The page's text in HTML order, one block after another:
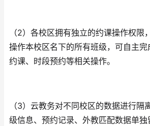
（2） 各校区拥有独立的约课操作权限
操作本校区名下的所有班级，可自主
约课、时段预约等相关操作。
（3） 云教务对不同校区的数据进行隔
级信息、预约记录、外教匹配数据单